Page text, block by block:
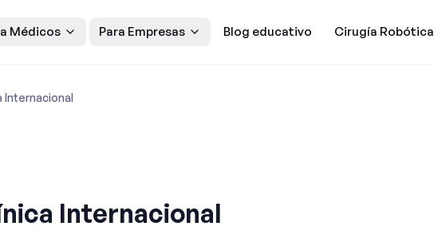
Médicos Para Empresas Blog educativo Cirugía Robótica
Internacional
Internacional